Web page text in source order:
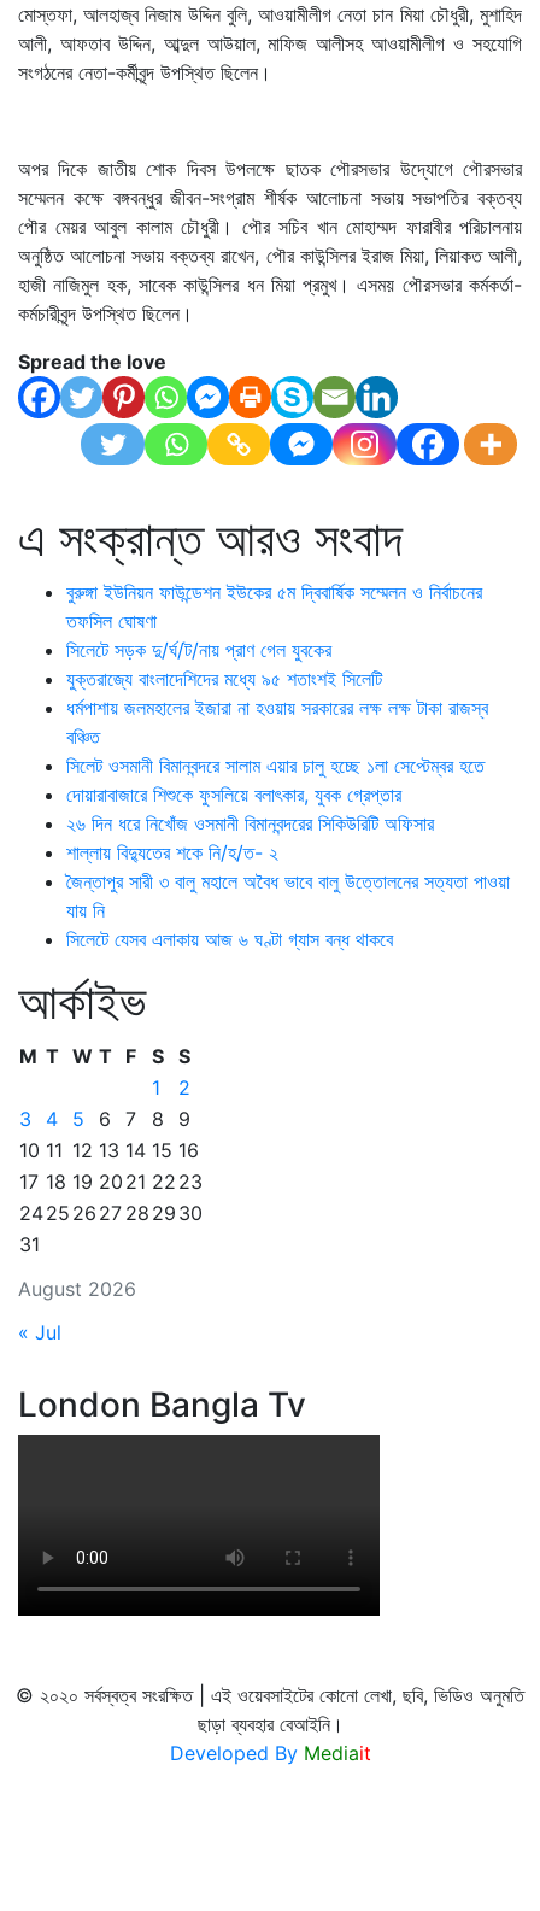
মোস্তফা, আলহাজ্ব নিজাম উদ্দিন বুলি, আওয়ামীলীগ নেতা চান মিয়া চৌধুরী, মুশাহিদ
আলী, আফতাব উদ্দিন, আব্দুল আউয়াল, মাফিজ আলীসহ আওয়ামীলীগ ও সহযোগি
সংগঠনের নেতা-কর্মীবৃন্দ উপস্থিত ছিলেন।
অপর দিকে জাতীয় শোক দিবস উপলক্ষে ছাতক পৌরসভার উদ্যোগে পৌরসভার
সম্মেলন কক্ষে বঙ্গবন্ধুর জীবন-সংগ্রাম শীর্ষক আলোচনা সভায় সভাপতির বক্তব্য
পৌর মেয়র আবুল কালাম চৌধুরী। পৌর সচিব খান মোহাম্মদ ফারাবীর পরিচালনায়
অনুষ্ঠিত আলোচনা সভায় বক্তব্য রাখেন, পৌর কাউন্সিলর ইরাজ মিয়া, লিয়াকত আলী,
হাজী নাজিমুল হক, সাবেক কাউন্সিলর ধন মিয়া প্রমুখ। এসময় পৌরসভার কর্মকর্তা-
কর্মচারীবৃন্দ উপস্থিত ছিলেন।
Spread the love
এ সংক্রান্ত আরও সংবাদ
বুরুঙ্গা ইউনিয়ন ফাউন্ডেশন ইউকের ৫ম দ্বিবার্ষিক সম্মেলন ও নির্বাচনের
তফসিল ঘোষণা
সিলেটে সড়ক দু/র্ঘ/ট/নায় প্রাণ গেল যুবকের
যুক্তরাজ্যে বাংলাদেশিদের মধ্যে ৯৫ শতাংশই সিলেটি
ধর্মপাশায় জলমহালের ইজারা না হওয়ায় সরকারের লক্ষ লক্ষ টাকা রাজস্ব
বঞ্চিত
সিলেট ওসমানী বিমানবন্দরে সালাম এয়ার চালু হচ্ছে ১লা সেপ্টেম্বর হতে
দোয়ারাবাজারে শিশুকে ফুসলিয়ে বলাৎকার, যুবক গ্রেপ্তার
২৬ দিন ধরে নিখোঁজ ওসমানী বিমানবন্দরের সিকিউরিটি অফিসার
শাল্লায় বিদ্যুতের শকে নি/হ/ত- ২
জৈন্তাপুর সারী ৩ বালু মহালে অবৈধ ভাবে বালু উত্তোলনের সত্যতা পাওয়া
যায় নি
সিলেটে যেসব এলাকায় আজ ৬ ঘণ্টা গ্যাস বন্ধ থাকবে
আর্কাইভ
August 2026
M T W T F S S
1
2
3
4 5 6 7 8
9
10 11 12 13 14 15 16
17 18 19 20 21 22 23
2425 26 27 28 29 30
31
« Jul
London Bangla Tv
© ২০২০ সর্বস্বত্ব সংরক্ষিত | এই ওয়েবসাইটের কোনো লেখা, ছবি, ভিডিও অনুমতি
ছাড়া ব্যবহার বেআইনি।
Developed By Mediait